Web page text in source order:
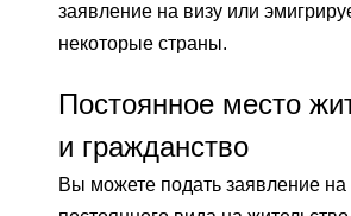
заявление на визу или
некоторые страны.
Постоянное место
и гражданство
Вы можете подать заявление на